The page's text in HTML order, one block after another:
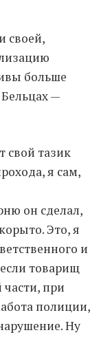
своей,
больше
—
свой тазик
я сам,
он сделал,
Это, я
и
товарищ
при
полиции,
Ну
(14)
(15)
D800(88)
hobby(32)
(17)
kitchen(27)
(13)